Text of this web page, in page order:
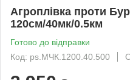
Агроплівка проти
120см/40мк/0.5км
Готово до відправки
Код: ps.МЧК.1200.40.500